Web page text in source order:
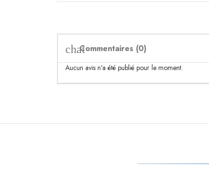
chatCommentaires (0)
Aucun avis n'a été publié pour le moment.